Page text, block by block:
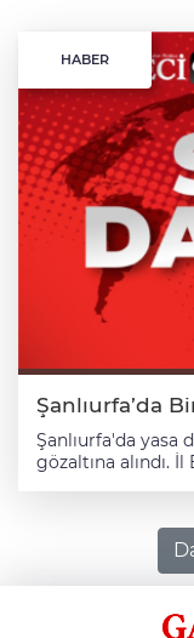
HABER
Şanlıurfa’da
Şanlıurfa'da yasa
gözaltına alındı. İl Emniyet Müdürlüğü Siber Suçlarla
çalışma gerçekleştirdi. 6 ay süren teknik
sonucunda,
üzerinden
zamanlı operasyonda